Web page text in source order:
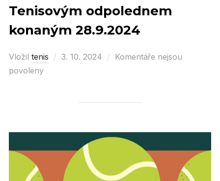
Tenisovým odpolednem
konaným 28.9.2024
Vložil tenis
Posted
3. 10. 2024
Komentáře nejsou
povoleny